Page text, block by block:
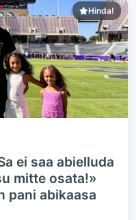
Hinda!
ei saa abielluda
mitte osata!»
pani abikaasa